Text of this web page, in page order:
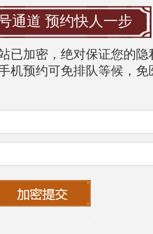
烈波动的时期，尤其是雌
皮肤分泌黑色素，从而导
的波动还可能使皮肤更加
影响。
雀斑形成的重要诱因之一
黑色素细胞，使其产生更
出现色素沉着。因此，经
时间过长的人群，脸上更
通道 预约快人一步
已加密，绝对保证您的隐
机预约可免排队等候，免